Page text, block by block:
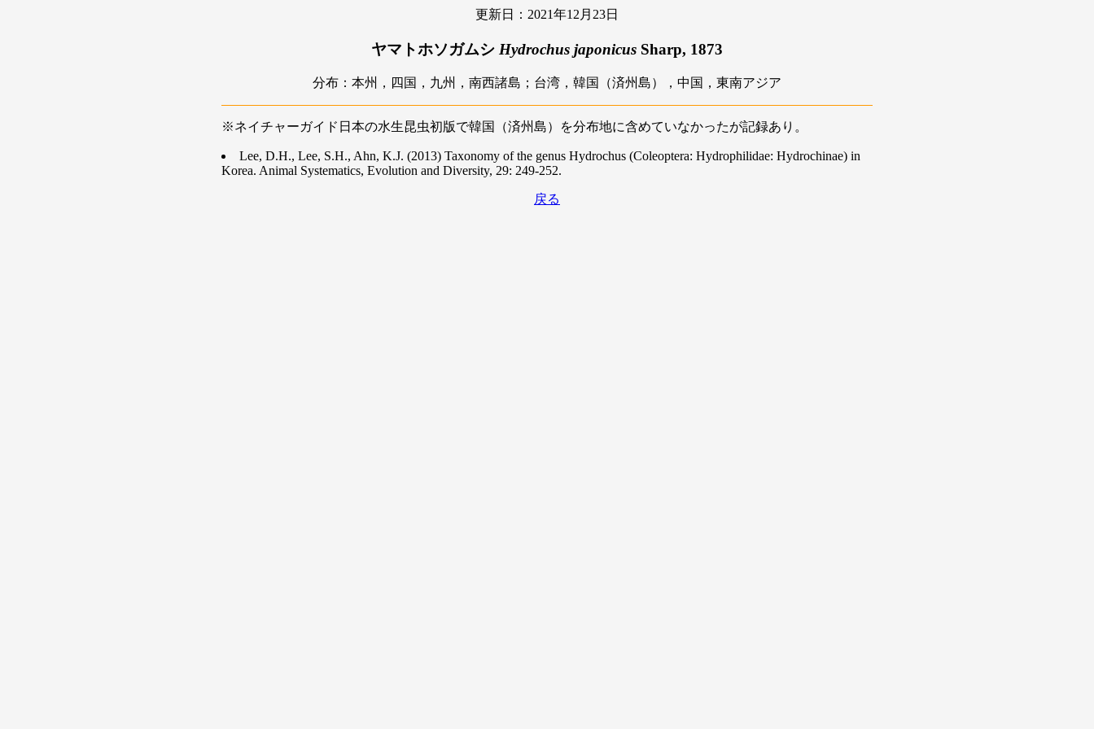
更新日：2021年12月23日
ヤマトホソガムシ Hydrochus japonicus Sharp, 1873
分布：本州，四国，九州，南西諸島；台湾，韓国（済州島），中国，東南アジア
※ネイチャーガイド日本の水生昆虫初版で韓国（済州島）を分布地に含めていなかったが記録あり。
Lee, D.H., Lee, S.H., Ahn, K.J. (2013) Taxonomy of the genus Hydrochus (Coleoptera: Hydrophilidae: Hydrochinae) in
Korea. Animal Systematics, Evolution and Diversity, 29: 249-252.
戻る